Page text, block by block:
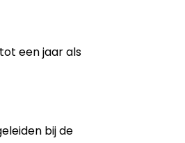
een jaar als
bij de